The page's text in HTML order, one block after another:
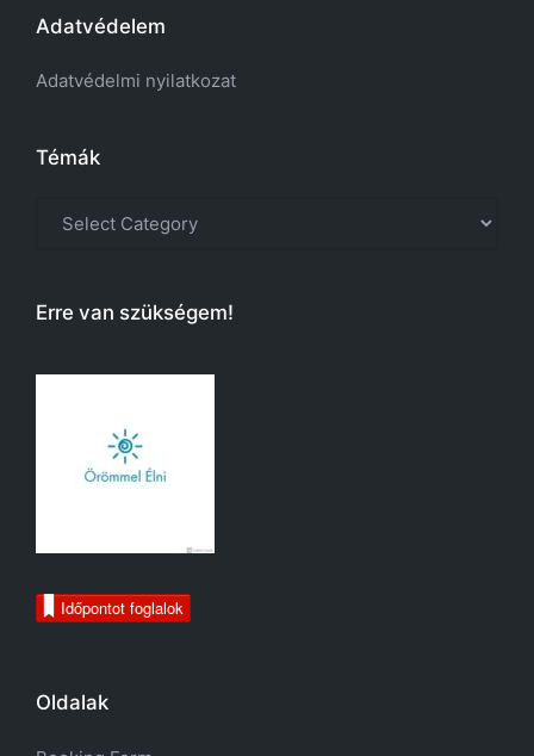
Adatvédelem
Adatvédelmi nyilatkozat
Témák
Erre van szükségem!
Időpontot foglalok
Oldalak